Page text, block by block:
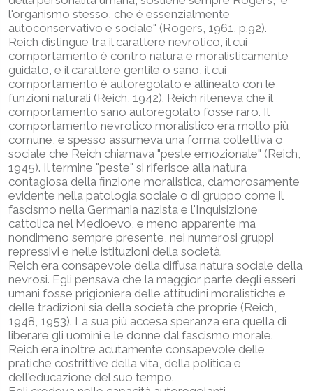
l'organismo stesso, che è essenzialmente
autoconservativo e sociale" (Rogers, 1961, p.92).
Reich distingue tra il carattere nevrotico, il cui
comportamento è contro natura e moralisticamente
guidato, e il carattere gentile o sano, il cui
comportamento è autoregolato e allineato con le
funzioni naturali (Reich, 1942). Reich riteneva che il
comportamento sano autoregolato fosse raro. Il
comportamento nevrotico moralistico era molto più
comune, e spesso assumeva una forma collettiva o
sociale che Reich chiamava "peste emozionale" (Reich,
1945). Il termine "peste" si riferisce alla natura
contagiosa della finzione moralistica, clamorosamente
evidente nella patologia sociale o di gruppo come il
fascismo nella Germania nazista e l'Inquisizione
cattolica nel Medioevo, e meno apparente ma
nondimeno sempre presente, nei numerosi gruppi
repressivi e nelle istituzioni della società.
Reich era consapevole della diffusa natura sociale della
nevrosi. Egli pensava che la maggior parte degli esseri
umani fosse prigioniera delle attitudini moralistiche e
delle tradizioni sia della società che proprie (Reich,
1948, 1953). La sua più accesa speranza era quella di
liberare gli uomini e le donne dal fascismo morale.
Reich era inoltre acutamente consapevole delle
pratiche costrittive della vita, della politica e
dell'educazione del suo tempo.